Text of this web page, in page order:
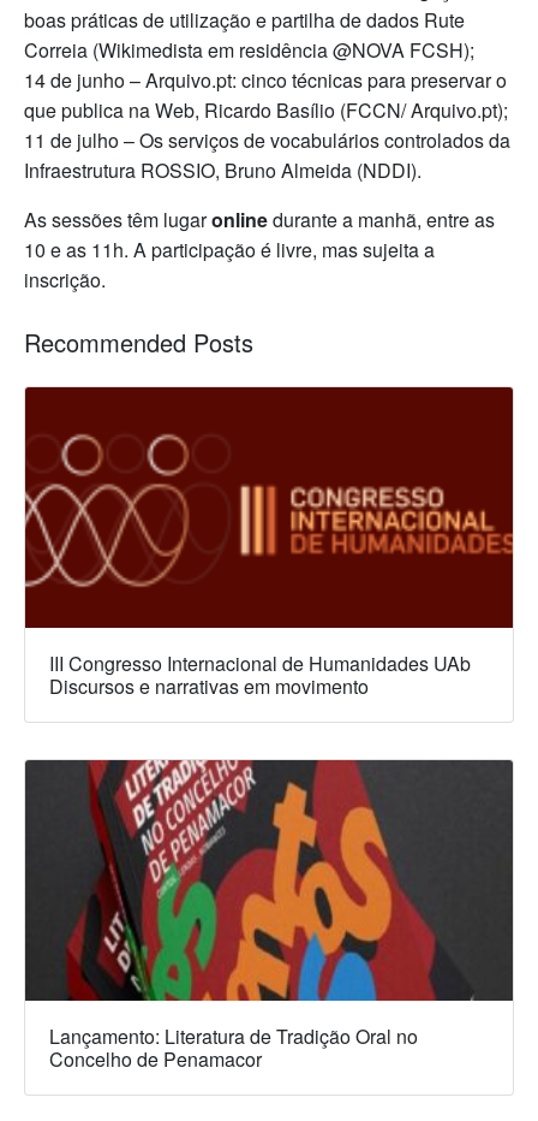
boas práticas de utilização e partilha de dados Rute
Correia (Wikimedista em residência @NOVA FCSH);
14 de junho – Arquivo.pt: cinco técnicas para preservar o
que publica na Web, Ricardo Basílio (FCCN/ Arquivo.pt);
11 de julho – Os serviços de vocabulários controlados da
Infraestrutura ROSSIO, Bruno Almeida (NDDI).
As sessões têm lugaronlinedurante a manhã, entre as
10 e as 11h. A participação é livre, mas sujeita a
inscrição.
Recommended Posts
III Congresso Internacional de Humanidades UAb
Discursos e narrativas em movimento
Lançamento: Literatura de Tradição Oral no
Concelho de Penamacor